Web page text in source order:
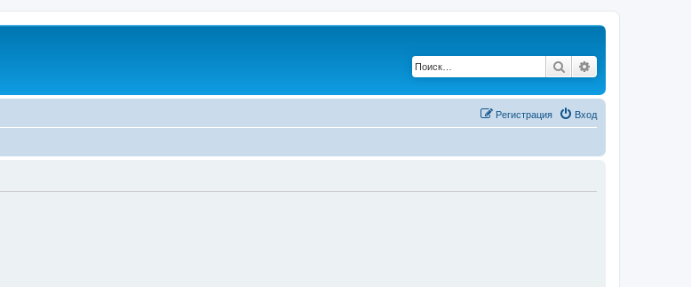
Поиск
Вход
Регистрация